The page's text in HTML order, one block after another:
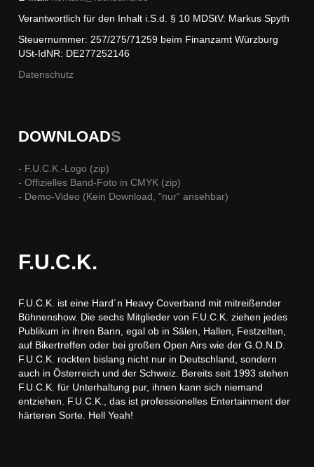
Verantwortlich für den Inhalt i.S.d. § 10 MDStV: Markus Spyth
Steuernummer: 257/275/71259 beim Finanzamt Würzburg
USt-IdNR: DE277252146
Datenschutz
DOWNLOADS
- F.U.C.K.-Logo (zip)
- Offizielles Band-Foto in CMYK (zip)
- Demo-Video (Kein Download, "nur" ansehbar)
F.U.C.K.
F.U.C.K. ist eine Hard´n Heavy Coverband mit mitreißender
Bühnenshow. Die sechs Mitglieder von F.U.C.K. ziehen jedes
Publikum in ihren Bann, egal ob in Sälen, Hallen, Festzelten,
auf Bikertreffen oder bei großen Open Airs wie der G.O.N.D.
F.U.C.K. rockten bislang nicht nur in Deutschland, sondern
auch in Österreich und der Schweiz. Bereits seit 1993 stehen
F.U.C.K. für Unterhaltung pur, ihnen kann sich niemand
entziehen. F.U.C.K., das ist professionelles Entertainment der
härteren Sorte. Hell Yeah!